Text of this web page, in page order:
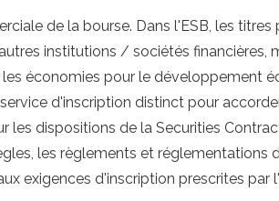
de la bourse. Dans l'ESB, les
institutions / sociétés financières,
économies pour le développement
d'inscription distinct pour
dispositions de la Securities
les règlements et réglementations
exigences d'inscription prescrites par